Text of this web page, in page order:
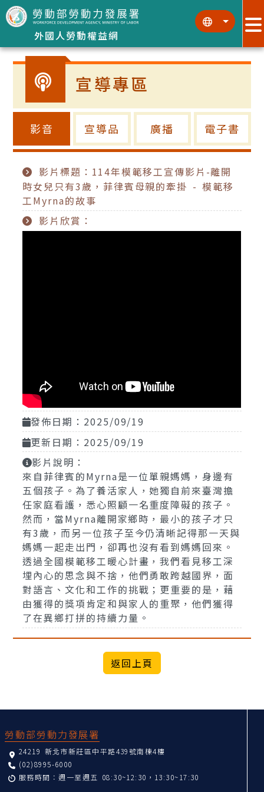
跳到主要內容區塊
外國人勞動權益網
::: :::
宣導專區
影音 宣導品 廣播 電子書
影片標題：114年模範移工宣傳影片-離開
時女兒只有3歲，菲律賓母親的牽掛 - 模範移
工Myrna的故事
影片欣賞：
發佈日期：2025/09/19
更新日期：2025/09/19
影片說明：
來自菲律賓的Myrna是一位單親媽媽，身邊有
五個孩子。為了養活家人，她獨自前來臺灣擔
任家庭看護，悉心照顧一名重度障礙的孩子。
然而，當Myrna離開家鄉時，最小的孩子才只
有3歲，而另一位孩子至今仍清晰記得那一天與
媽媽一起走出門，卻再也沒有看到媽媽回來。
透過全國模範移工暖心計畫，我們看見移工深
埋內心的思念與不捨，他們勇敢跨越國界，面
對語言、文化和工作的挑戰；更重要的是，藉
由獲得的獎項肯定和與家人的重聚，他們獲得
了在異鄉打拼的持續力量。
勞動部勞動力發展署
24219 新北市新莊區中平路439號南棟4樓
(02)8995-6000
服務時間：週一至週五 08:30~12:30，13:30~17:30